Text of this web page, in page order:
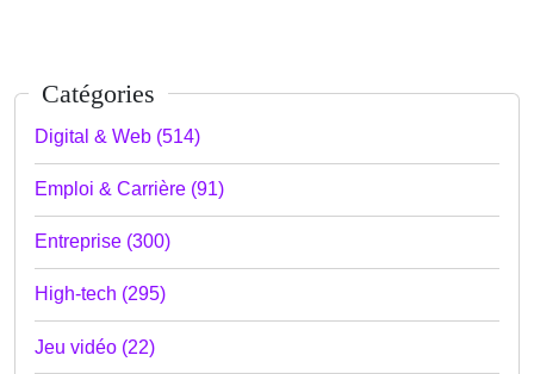
Catégories
Digital & Web (514)
Emploi & Carrière (91)
Entreprise (300)
High-tech (295)
Jeu vidéo (22)